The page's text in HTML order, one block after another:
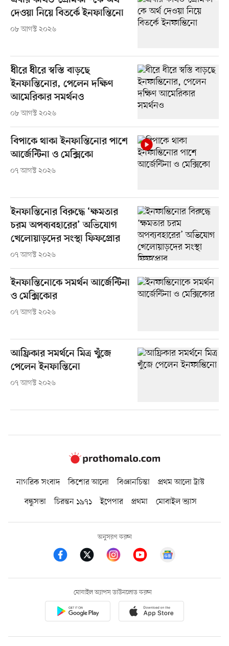
দেওয়া নিয়ে বিতর্কে ইনফান্তিনো
০৮ আগস্ট ২০২৬
ধীরে ধীরে স্বস্তি বাড়ছে
ইনফান্তিনোর, পেলেন দক্ষিণ
আমেরিকার সমর্থনও
০৮ আগস্ট ২০২৬
বিপাকে থাকা ইনফান্তিনোর পাশে
আর্জেন্টিনা ও মেক্সিকো
০৭ আগস্ট ২০২৬
ইনফান্তিনোর বিরুদ্ধে ‘ক্ষমতার
চরম অপব্যবহারের’ অভিযোগ
খেলোয়াড়দের সংস্থা ফিফপ্রোর
০৭ আগস্ট ২০২৬
ইনফান্তিনোকে সমর্থন আর্জেন্টিনা
ও মেক্সিকোর
০৭ আগস্ট ২০২৬
আফ্রিকার সমর্থনে মিত্র খুঁজে
পেলেন ইনফান্তিনো
০৭ আগস্ট ২০২৬
নাগরিক সংবাদ কিশোর আলো বিজ্ঞানচিন্তা
প্রথম আলো ট্রাস্ট
বন্ধুসভা
চিরন্তন ১৯৭১ ইপেপার প্রথমা মোবাইল ভ্যাস
অনুসরণ করুন
মোবাইল অ্যাপস ডাউনলোড করুন